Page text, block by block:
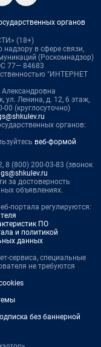
органов
(18+)
в сфере связи,
(Роскомнадзор)
77— 84683
"ИНТЕРНЕТ
ул. Ленина, д. 12, 6 этаж,
00 (круглосуточно)
органов:
веб-формой
8 (800) 200-03-83 (звонок
за достоверность
объявлениях.
портала регулируются:
ПО
и политикой
данных
сервиса, специальные
не требуются
без баннерной